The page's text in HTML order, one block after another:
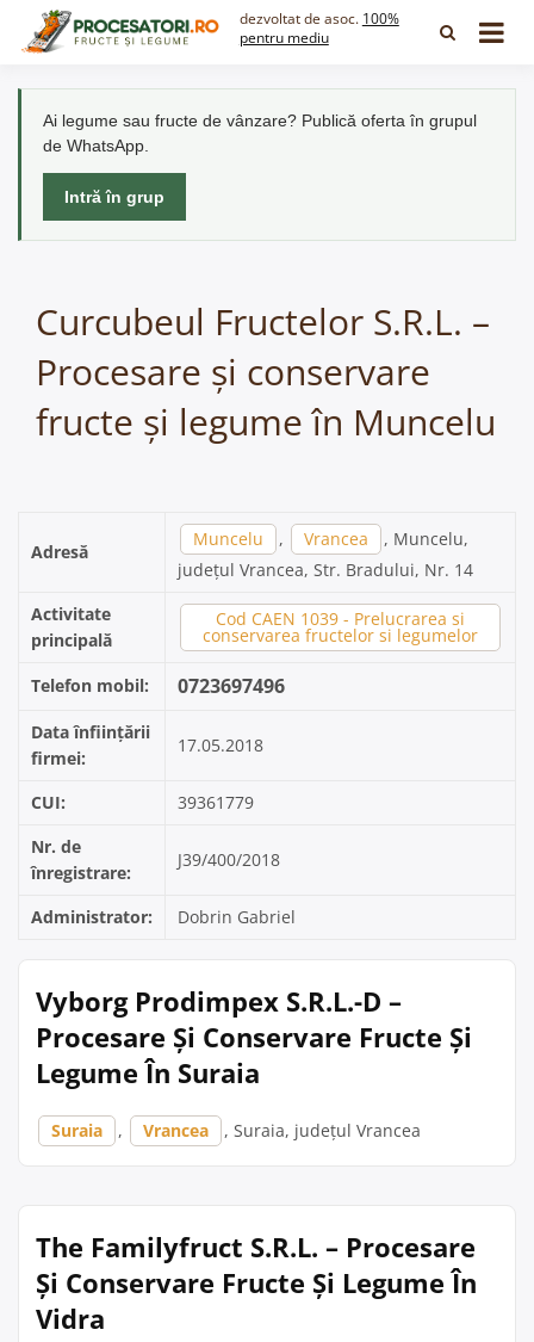
dezvoltat de asoc. 100%
pentru mediu
Ai legume sau fructe de vânzare? Publică oferta în grupul
de WhatsApp.
Intră în grup
Curcubeul Fructelor S.R.L. –
Procesare și conservare
fructe și legume în Muncelu
Adresă
Muncelu , Vrancea
, Muncelu,
județul Vrancea, Str. Bradului, Nr. 14
Activitate
principală
Cod CAEN 1039 - Prelucrarea si
conservarea fructelor si legumelor
Telefon mobil: 0723697496
Data înființării
firmei:
17.05.2018
CUI:
39361779
Nr. de
înregistrare:
J39/400/2018
Administrator: Dobrin Gabriel
Vyborg Prodimpex S.R.L.-D –
Procesare Și Conservare Fructe Și
Legume În Suraia
Suraia , Vrancea , Suraia, județul Vrancea
The Familyfruct S.R.L. – Procesare
Și Conservare Fructe Și Legume În
Vidra